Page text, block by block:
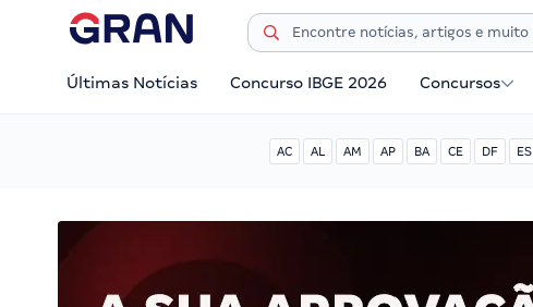
Últimas Notícias Concurso IBGE 2026 Concursos
AC AL AM AP BA CE DF ES